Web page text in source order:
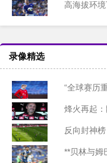
高海拔环境下2026
录像精选
“全球赛历重组下的
烽火再起：刚
反向封神
**贝林与姆巴佩